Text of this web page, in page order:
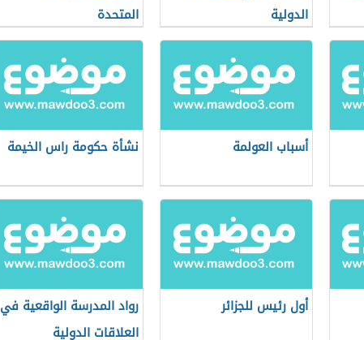
الدولية
المتحدة
أسباب العولمة نشأة حكومة راس الخيمة
أول رئيس للجزائر
رواد المدرسة الواقعية في
العلاقات الدولية